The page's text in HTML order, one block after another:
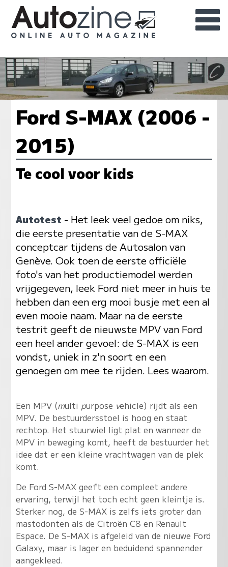
Ford S-MAX (2006 -
2015)
Te cool voor kids
Autotest - Het leek veel gedoe om niks,
die eerste presentatie van de S-MAX
conceptcar tijdens de Autosalon van
Genève. Ook toen de eerste officiële
foto's van het productiemodel werden
vrijgegeven, leek Ford niet meer in huis te
hebben dan een erg mooi busje met een al
even mooie naam. Maar na de eerste
testrit geeft de nieuwste MPV van Ford
een heel ander gevoel: de S-MAX is een
vondst, uniek in z'n soort en een
genoegen om mee te rijden. Lees waarom.
Een MPV (multi purpose vehicle) rijdt als een
MPV. De bestuurdersstoel is hoog en staat
rechtop. Het stuurwiel ligt plat en wanneer de
MPV in beweging komt, heeft de bestuurder het
idee dat er een kleine vrachtwagen van de plek
komt.
De Ford S-MAX geeft een compleet andere
ervaring, terwijl het toch echt geen kleintje is.
Sterker nog, de S-MAX is zelfs iets groter dan
mastodonten als de Citroën C8 en Renault
Espace. De S-MAX is afgeleid van de nieuwe Ford
Galaxy, maar is lager en beduidend spannender
aangekleed.